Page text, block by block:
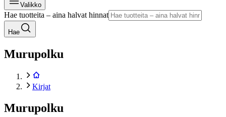
Valikko
Hae tuotteita – aina halvat hinnat
Hae
Murupolku
Kirjat
Murupolku